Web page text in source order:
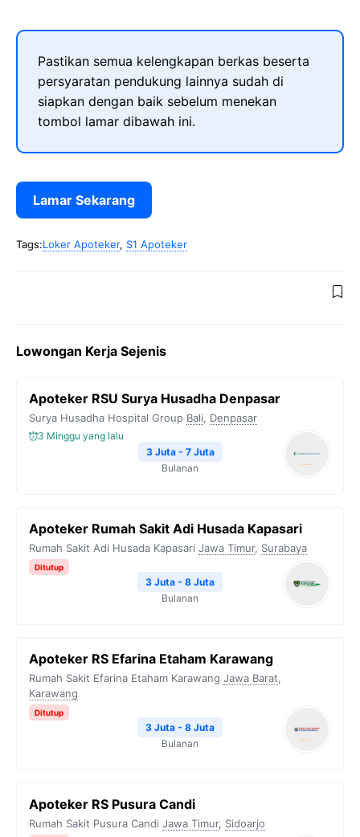
Pastikan semua kelengkapan berkas beserta
persyaratan pendukung lainnya sudah di
siapkan dengan baik sebelum menekan
tombol lamar dibawah ini.
Lamar Sekarang
Tags:Loker Apoteker, S1 Apoteker
Lowongan Kerja Sejenis
Apoteker RSU Surya Husadha Denpasar
Surya Husadha Hospital Group Bali, Denpasar
3 Minggu yang lalu
3 Juta - 7 Juta
Bulanan
Apoteker Rumah Sakit Adi Husada Kapasari
Rumah Sakit Adi Husada Kapasari Jawa Timur, Surabaya
Ditutup
3 Juta - 8 Juta
Bulanan
Apoteker RS Efarina Etaham Karawang
Rumah Sakit Efarina Etaham Karawang Jawa Barat,
Karawang
Ditutup
3 Juta - 8 Juta
Bulanan
Apoteker RS Pusura Candi
Rumah Sakit Pusura Candi Jawa Timur, Sidoarjo